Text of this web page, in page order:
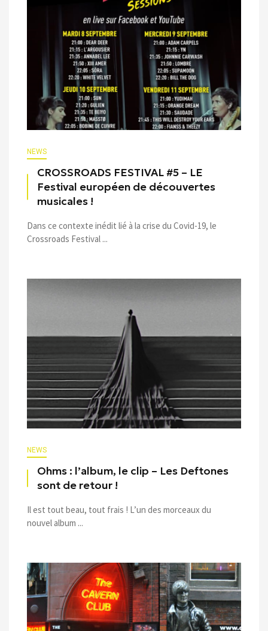
NEWS
CROSSROADS FESTIVAL #5 – LE
Festival européen de découvertes
musicales !
Dans ce contexte inédit lié à la crise du Covid-19, le
Crossroads Festival ...
NEWS
Ohms : l’album, le clip – Les Deftones
sont de retour !
Il est tout beau, tout frais ! L’un des morceaux du
nouvel album ...